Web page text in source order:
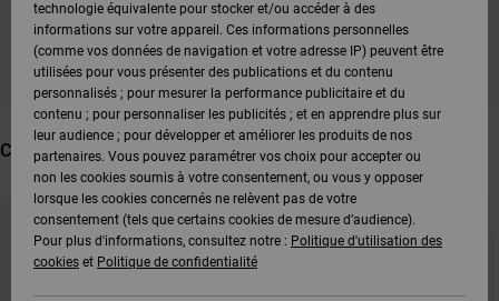
NE PARTEZ PAS TROP LOIN, NOS PRODUITS
SERONT BIENTÔT DE RETOUR
CES PRODUITS POURRAIENT VOUS PLAIRE
PASSER
CRITÈRES
FILTRAGE
ALLER
TRIER
technologie équivalente pour stocker et/ou accéder à des
informations sur votre appareil. Ces informations personnelles
(comme vos données de navigation et votre adresse IP) peuvent être
utilisées pour vous présenter des publications et du contenu
personnalisés ; pour mesurer la performance publicitaire et du
contenu ; pour personnaliser les publicités ; et en apprendre plus sur
leur audience ; pour développer et améliorer les produits de nos
partenaires. Vous pouvez paramétrer vos choix pour accepter ou
non les cookies soumis à votre consentement, ou vous y opposer
lorsque les cookies concernés ne relèvent pas de votre
consentement (tels que certains cookies de mesure d’audience).
Pour plus d'informations, consultez notre : Politique d'utilisation des
cookies et Politique de confidentialité